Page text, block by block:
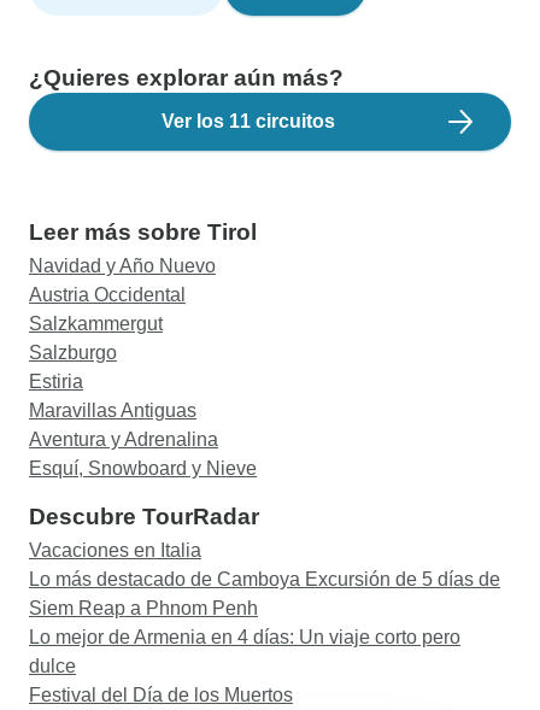
¿Quieres explorar aún más?
Ver los 11 circuitos
Leer más sobre Tirol
Navidad y Año Nuevo
Austria Occidental
Salzkammergut
Salzburgo
Estiria
Maravillas Antiguas
Aventura y Adrenalina
Esquí, Snowboard y Nieve
Descubre TourRadar
Vacaciones en Italia
Lo más destacado de Camboya Excursión de 5 días de
Siem Reap a Phnom Penh
Lo mejor de Armenia en 4 días: Un viaje corto pero
dulce
Festival del Día de los Muertos